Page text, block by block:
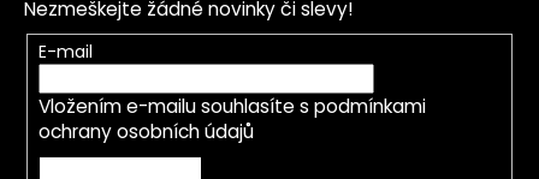
Nezmeškejte žádné novinky či slevy!
E-mail
Vložením e-mailu souhlasíte s podmínkami
ochrany osobních údajů